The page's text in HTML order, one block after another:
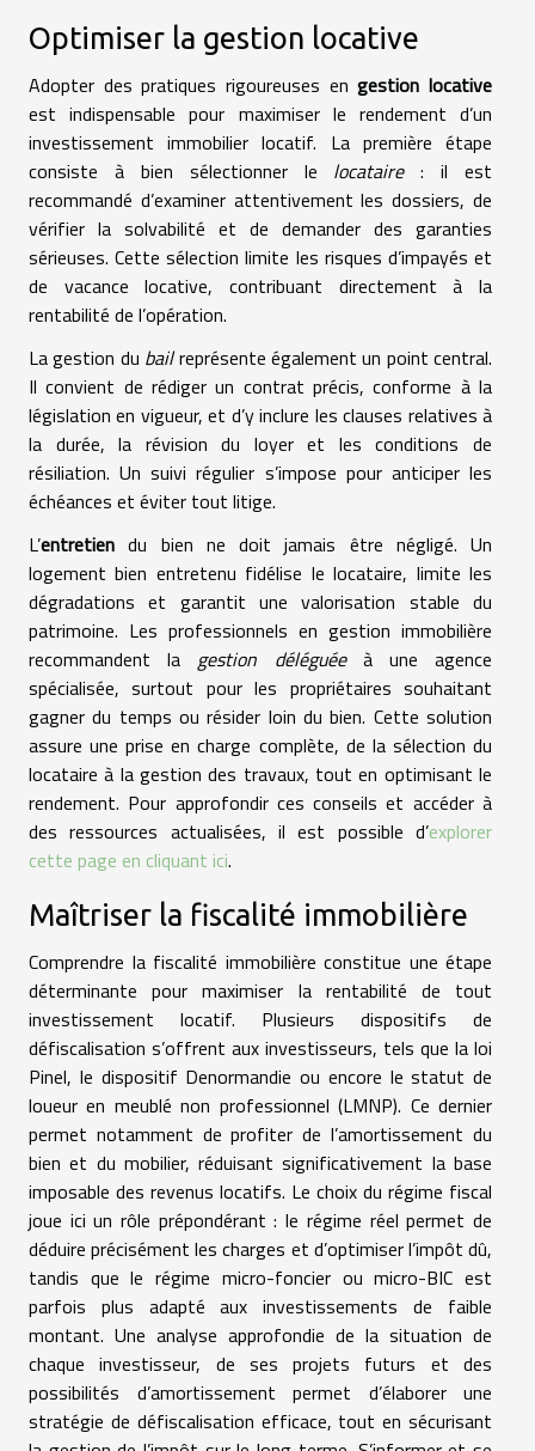
Optimiser la gestion locative
Adopter des pratiques rigoureuses engestion locative
est indispensable pour maximiser le rendement d’un
investissement immobilier locatif. La première étape
consiste à bien sélectionner le locataire: il est
recommandé d’examiner attentivement les dossiers, de
vérifier la solvabilité et de demander des garanties
sérieuses. Cette sélection limite les risques d’impayés et
de vacance locative, contribuant directement à la
rentabilité de l’opération.
La gestion du bailreprésente également un point central.
Il convient de rédiger un contrat précis, conforme à la
législation en vigueur, et d’y inclure les clauses relatives à
la durée, la révision du loyer et les conditions de
résiliation. Un suivi régulier s’impose pour anticiper les
échéances et éviter tout litige.
L’entretien du bien ne doit jamais être négligé. Un
logement bien entretenu fidélise le locataire, limite les
dégradations et garantit une valorisation stable du
patrimoine. Les professionnels en gestion immobilière
recommandent lagestion déléguéeà une agence
spécialisée, surtout pour les propriétaires souhaitant
gagner du temps ou résider loin du bien. Cette solution
assure une prise en charge complète, de la sélection du
locataire à la gestion des travaux, tout en optimisant le
rendement. Pour approfondir ces conseils et accéder à
des ressources actualisées, il est possible d’explorer
cette page en cliquant ici.
Maîtriser la fiscalité immobilière
Comprendre la fiscalité immobilière constitue une étape
déterminante pour maximiser la rentabilité de tout
investissement locatif. Plusieurs dispositifs de
défiscalisation s’offrent aux investisseurs, tels que la loi
Pinel, le dispositif Denormandie ou encore le statut de
loueur en meublé non professionnel (LMNP). Ce dernier
permet notamment de profiter de l’amortissement du
bien et du mobilier, réduisant significativement la base
imposable des revenus locatifs. Le choix du régime fiscal
joue ici un rôle prépondérant : le régime réel permet de
déduire précisément les charges et d’optimiser l’impôt dû,
tandis que le régime micro-foncier ou micro-BIC est
parfois plus adapté aux investissements de faible
montant. Une analyse approfondie de la situation de
chaque investisseur, de ses projets futurs et des
possibilités d’amortissement permet d’élaborer une
stratégie de défiscalisation efficace, tout en sécurisant